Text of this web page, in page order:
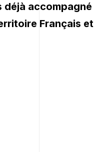
déjà accompagné
Français et